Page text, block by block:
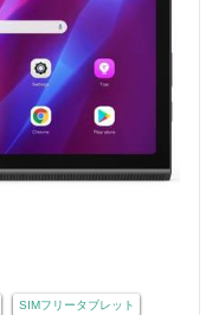
SIMフリータブレット